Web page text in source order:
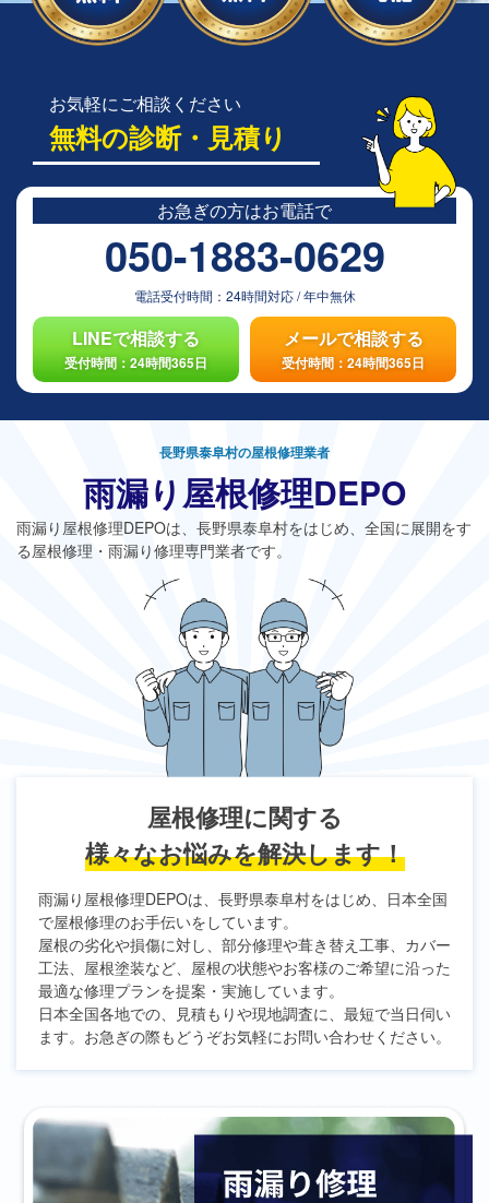
お気軽にご相談ください
無料の診断・見積り
お急ぎの方はお電話で
050-1883-0629
電話受付時間： 24時間対応/年中無休
LINEで相談する
受付時間：24時間365日
メールで相談する
受付時間：24時間365日
長野県泰阜村の屋根修理業者
雨漏り屋根修理DEPO
雨漏り屋根修理DEPOは、長野県泰阜村をはじめ、全国に展開をす
る屋根修理・雨漏り修理専門業者です。
屋根修理に関する
様々なお悩みを解決します！
雨漏り屋根修理DEPOは、長野県泰阜村をはじめ、日本全国
で屋根修理のお手伝いをしています。
屋根の劣化や損傷に対し、部分修理や葺き替え工事、カバー
工法、屋根塗装など、屋根の状態やお客様のご希望に沿った
最適な修理プランを提案・実施しています。
日本全国各地での、見積もりや現地調査に、最短で当日伺い
ます。お急ぎの際もどうぞお気軽にお問い合わせください。